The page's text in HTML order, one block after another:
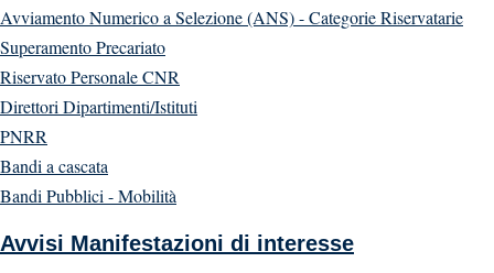
Avviamento Numerico a Selezione (ANS) - Categorie Riservatarie
Superamento Precariato
Riservato Personale CNR
Direttori Dipartimenti/Istituti
PNRR
Bandi a cascata
Bandi Pubblici - Mobilità
Avvisi Manifestazioni di interesse